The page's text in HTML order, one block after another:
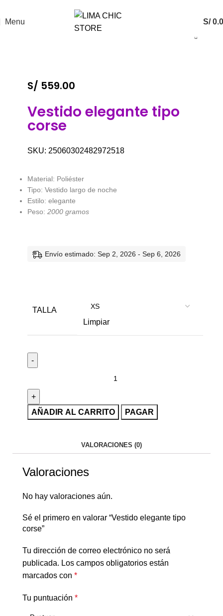
Menu S/
S/ 559.00
Vestido elegante tipo
corse
SKU: 25060302482972518
Material: Poliéster
Tipo: Vestido largo de noche
Estilo: elegante
Peso: 2000 gramos
Envío estimado: Sep 2, 2026 - Sep 6, 2026
TALLA
Limpiar
AÑADIR AL CARRITO PAGAR
VALORACIONES (0)
Valoraciones
No hay valoraciones aún.
Sé el primero en valorar “Vestido elegante tipo
corse”
Tu dirección de correo electrónico no será
publicada. Los campos obligatorios están
marcados con *
Tu puntuación *